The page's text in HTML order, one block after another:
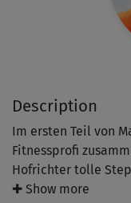
Description
Im ersten Teil von
Fitnessprofi
Hofrichter tolle
Choreographie
✚ Show more